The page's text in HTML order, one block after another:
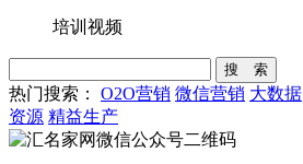
培训视频
搜 索
热门搜索： O2O营销 微信营销 大数据
资源 精益生产